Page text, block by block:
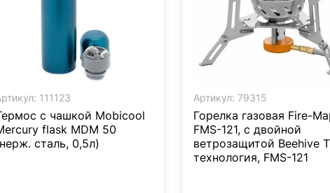
111123
с чашкой Mobicool
flask MDM 50
сталь, 0,5л)
Артикул: 79315
Горелка газовая Fire-
FMS-121, с двойной
ветрозащитой Beehive
технология, FMS-121